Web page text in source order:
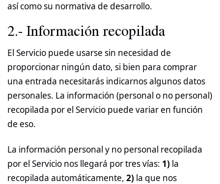
así como su normativa de desarrollo.
2.- Información recopilada
El Servicio puede usarse sin necesidad de
proporcionar ningún dato, si bien para comprar
una entrada necesitarás indicarnos algunos datos
personales. La información (personal o no personal)
recopilada por el Servicio puede variar en función
de eso.
La información personal y no personal recopilada
por el Servicio nos llegará por tres vías: 1) la
recopilada automáticamente, 2) la que nos